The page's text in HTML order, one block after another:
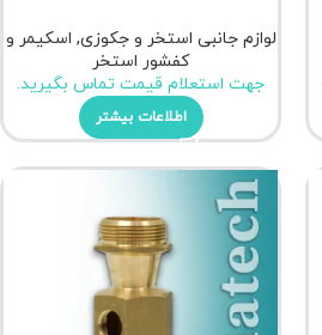
لوازم جانبی استخر و جکوزی, اسکیمر و
کفشور استخر
جهت استعلام قیمت تماس بگیرید.
اطلاعات بیشتر